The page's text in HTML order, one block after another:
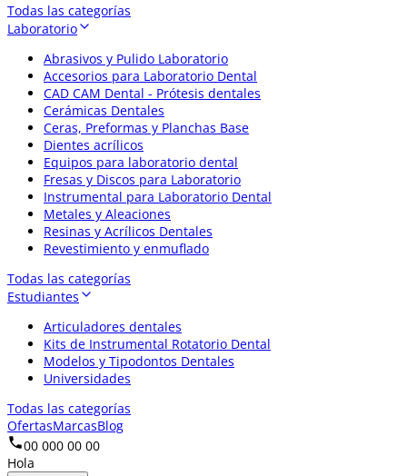
Todas las categorías
Laboratorio
Abrasivos y Pulido Laboratorio
Accesorios para Laboratorio Dental
CAD CAM Dental - Prótesis dentales
Cerámicas Dentales
Ceras, Preformas y Planchas Base
Dientes acrílicos
Equipos para laboratorio dental
Fresas y Discos para Laboratorio
Instrumental para Laboratorio Dental
Metales y Aleaciones
Resinas y Acrílicos Dentales
Revestimiento y enmuflado
Todas las categorías
Estudiantes
Articuladores dentales
Kits de Instrumental Rotatorio Dental
Modelos y Tipodontos Dentales
Universidades
Todas las categorías
OfertasMarcasBlog
00 000 00 00
Hola